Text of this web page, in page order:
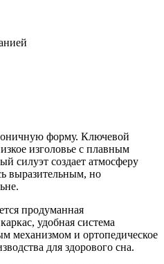
форму. Ключевой
изголовье с плавным
силуэт создает атмосферу
выразительным, но
продуманная
удобная система
механизмом и ортопедическое
для здорового сна.